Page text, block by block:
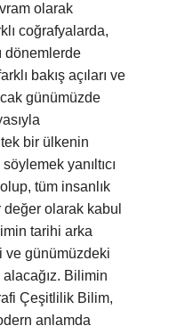
olarak
coğrafyalarda,
dönemlerde
bakış açıları ve
günümüzde
bir ülkenin
yanıltıcı
tüm insanlık
olarak kabul
tarihi arka
ve günümüzdeki
alacağız. Bilimin
Çeşitlilik Bilim,
anlamda